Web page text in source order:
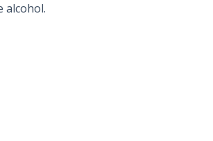
alcohol.